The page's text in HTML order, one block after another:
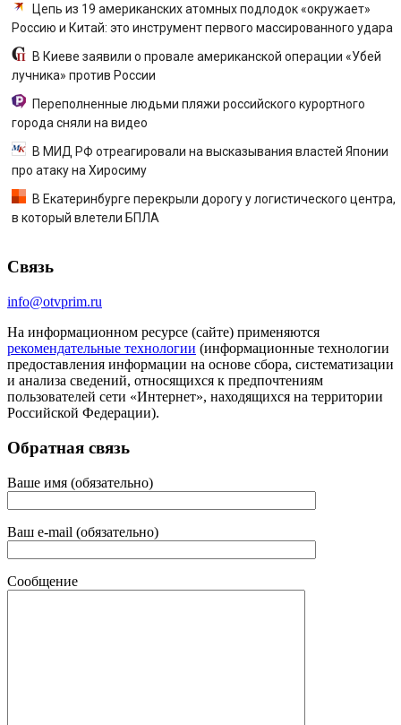
Цепь из 19 американских атомных подлодок «окружает»
Россию и Китай: это инструмент первого массированного удара
В Киеве заявили о провале американской операции «Убей
лучника» против России
Переполненные людьми пляжи российского курортного
города сняли на видео
В МИД РФ отреагировали на высказывания властей Японии
про атаку на Хиросиму
В Екатеринбурге перекрыли дорогу у логистического центра,
в который влетели БПЛА
Связь
info@otvprim.ru
На информационном ресурсе (сайте) применяются
рекомендательные технологии (информационные технологии
предоставления информации на основе сбора, систематизации
и анализа сведений, относящихся к предпочтениям
пользователей сети «Интернет», находящихся на территории
Российской Федерации).
Обратная связь
Ваше имя (обязательно)
Ваш e-mail (обязательно)
Сообщение